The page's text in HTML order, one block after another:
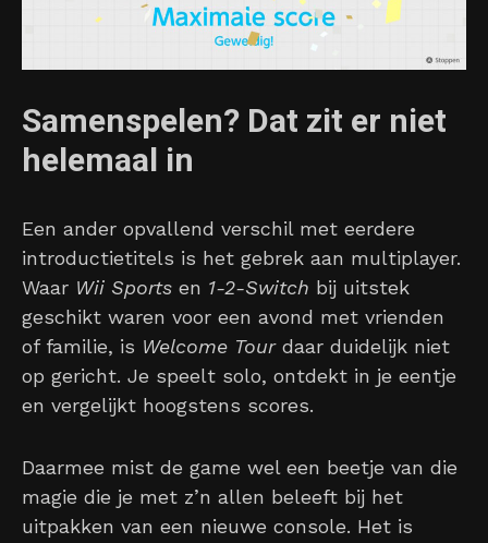
Samenspelen? Dat zit er niet
helemaal in
Een ander opvallend verschil met eerdere
introductietitels is het gebrek aan multiplayer.
Waar Wii Sports en 1-2-Switch bij uitstek
geschikt waren voor een avond met vrienden
of familie, is Welcome Tourdaar duidelijk niet
op gericht. Je speelt solo, ontdekt in je eentje
en vergelijkt hoogstens scores.
Daarmee mist de game wel een beetje van die
magie die je met z’n allen beleeft bij het
uitpakken van een nieuwe console. Het is